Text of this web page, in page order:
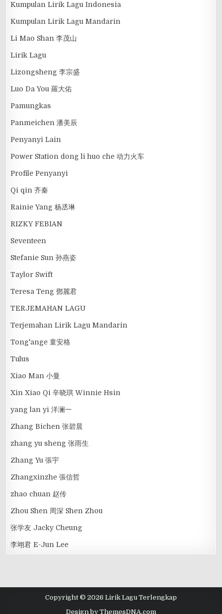
Kumpulan Lirik Lagu Indonesia
Kumpulan Lirik Lagu Mandarin
Li Mao Shan 李茂山
Lirik Lagu
Lizongsheng 李宗盛
Luo Da You 羅大佑
Pamungkas
Panmeichen 潘美辰
Penyanyi Lain
Power Station dong li huo che 动力火车
Profile Penyanyi
Qi qin 齐秦
Rainie Yang 杨丞琳
RIZKY FEBIAN
Seventeen
Stefanie Sun 孙燕姿
Taylor Swift
Teresa Teng 鄧麗君
TERJEMAHAN LAGU
Terjemahan Lirik Lagu Mandarin
Tong'ange 童安格
Tulus
Xiao Man 小曼
Xin Xiao Qi 辛晓琪 Winnie Hsin
yang lan yi 洋澜一
Zhang Bichen 张碧晨
zhang yu sheng 张雨生
Zhang Yu 張宇
Zhangxinzhe 張信哲
zhao chuan 赵传
Zhou Shen 周深 Shen Zhou
张学友 Jacky Cheung
李翊君 E-Jun Lee
Copyright © 2026 Lirik Lagu Terlengkap
Design by ThemesDNA.com